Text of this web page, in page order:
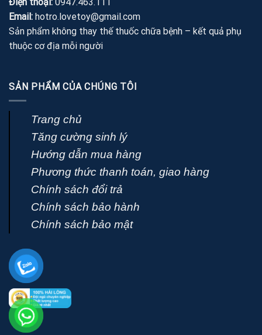
Email: hotro.lovetoy@gmail.com
Sản phẩm không thay thế thuốc chữa bệnh – kết quả phụ
thuộc cơ địa mỗi người
SẢN PHẨM CỦA CHÚNG TÔI
Trang chủ
Tăng cường sinh lý
Hướng dẫn mua hàng
Phương thức thanh toán, giao hàng
Chính sách đổi trả
Chính sách bảo hành
Chính sách bảo mật